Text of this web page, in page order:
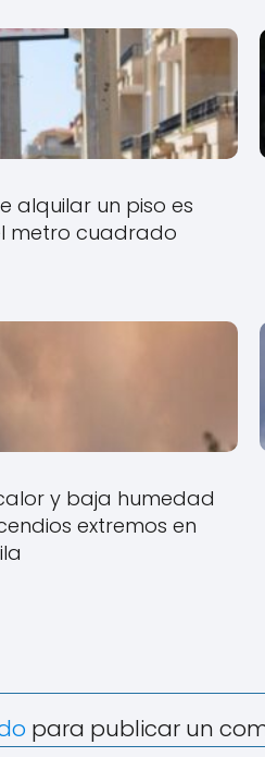
alquilar un piso es
metro cuadrado
y baja humedad
extremos en
para publicar un